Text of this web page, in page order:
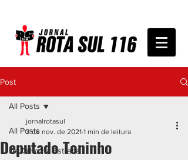
Post
All Posts
De Olho na Estrada
All Posts
Deputado Toninho
jornalrotasul
3 de nov. de 2021 1 min de leitura